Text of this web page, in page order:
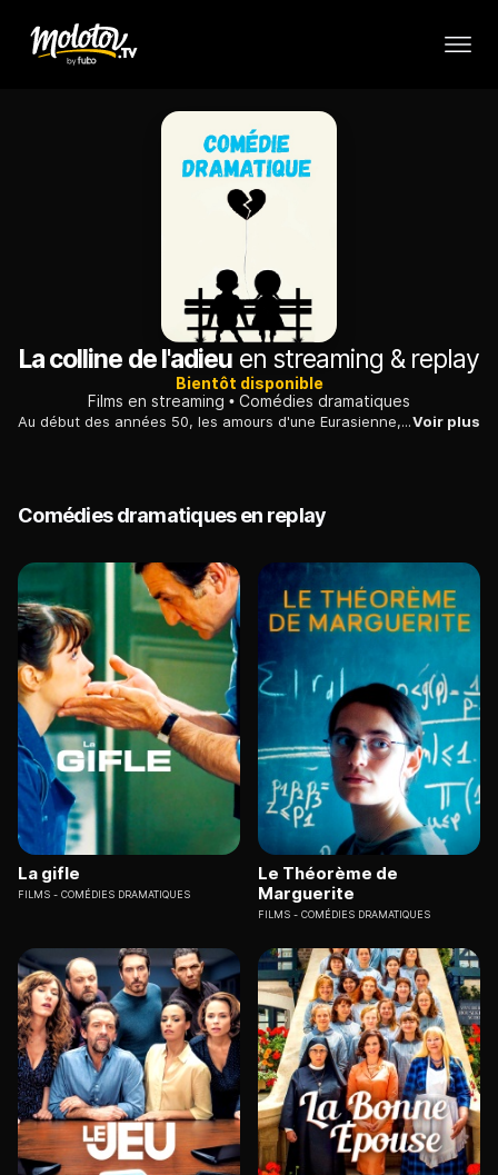
La colline de l'adieu en streaming & replay
Bientôt disponible
Films en streaming
Comédies dramatiques
Au début des années 50, les amours d'une Eurasienne, médecin à Hongkong, et d'un correspondant de guerre américain, en pleine guerre de Corée.Voir plus
Comédies dramatiques en replay
La gifle
FILMS COMÉDIES DRAMATIQUES
Le Théorème de
Marguerite
FILMS COMÉDIES DRAMATIQUES